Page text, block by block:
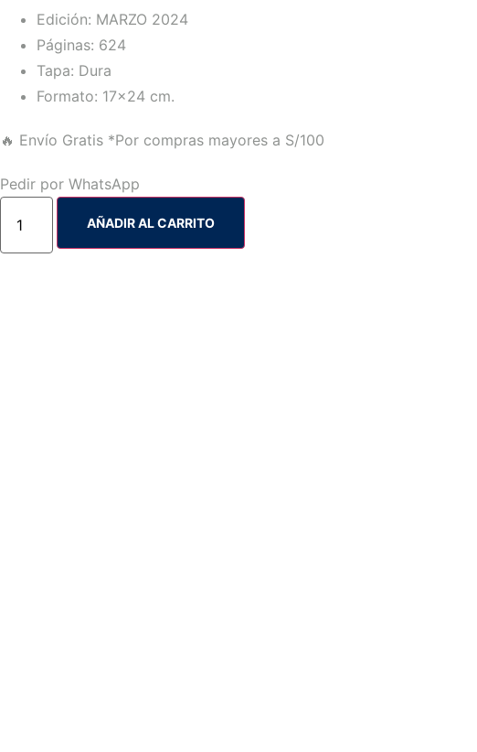
Edición: MARZO 2024
Páginas: 624
Tapa: Dura
Formato: 17×24 cm.
🔥 Envío Gratis *Por compras mayores a S/100
Pedir por WhatsApp
AÑADIR AL CARRITO